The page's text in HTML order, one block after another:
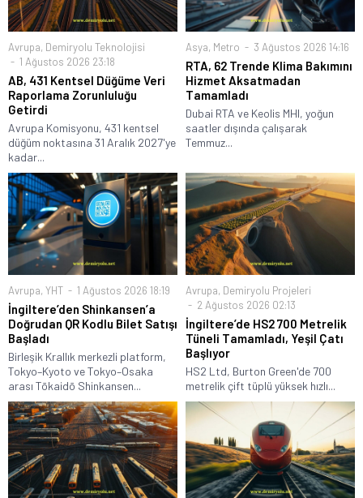
Avrupa, Demiryolu Teknolojisi
1 Ağustos 2026 23:18
AB, 431 Kentsel Düğüme Veri
Raporlama Zorunluluğu
Getirdi
Avrupa Komisyonu, 431 kentsel
düğüm noktasına 31 Aralık 2027'ye
kadar...
Asya, Metro 3 Ağustos 2026 14:16
RTA, 62 Trende Klima Bakımını
Hizmet Aksatmadan
Tamamladı
Dubai RTA ve Keolis MHI, yoğun
saatler dışında çalışarak
Temmuz...
Avrupa, YHT 1 Ağustos 2026 18:19
İngiltere’den Shinkansen’a
Doğrudan QR Kodlu Bilet Satışı
Başladı
Birleşik Krallık merkezli platform,
Tokyo–Kyoto ve Tokyo–Osaka
arası Tōkaidō Shinkansen...
Avrupa, Demiryolu Projeleri
2 Ağustos 2026 02:13
İngiltere’de HS2 700 Metrelik
Tüneli Tamamladı, Yeşil Çatı
Başlıyor
HS2 Ltd, Burton Green'de 700
metrelik çift tüplü yüksek hızlı...